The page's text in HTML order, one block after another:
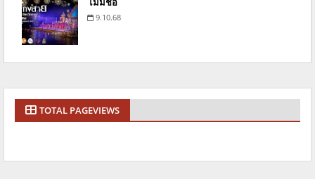
9.10.68
TOTAL PAGEVIEWS